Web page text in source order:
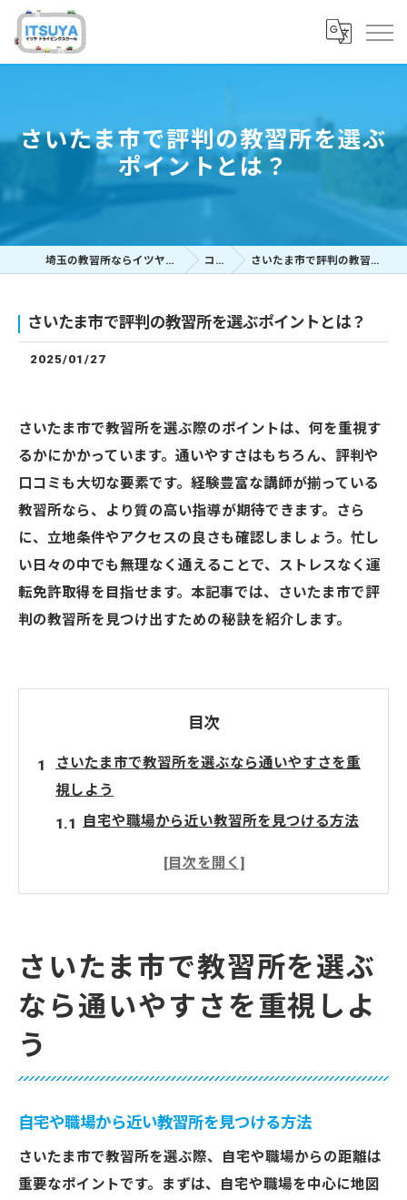
さいたま市で評判の教習所を選ぶ
ポイントとは？
埼玉の教習所ならイツヤドライビングスクール コラム さいたま市で評判の教習所を選ぶポイントとは？
さいたま市で評判の教習所を選ぶポイントとは？
2025/01/27
さいたま市で教習所を選ぶ際のポイントは、何を重視す
るかにかかっています。通いやすさはもちろん、評判や
口コミも大切な要素です。経験豊富な講師が揃っている
教習所なら、より質の高い指導が期待できます。さら
に、立地条件やアクセスの良さも確認しましょう。忙し
い日々の中でも無理なく通えることで、ストレスなく運
転免許取得を目指せます。本記事では、さいたま市で評
判の教習所を見つけ出すための秘訣を紹介します。
目次
さいたま市で教習所を選ぶなら通いやすさを重
視しよう
自宅や職場から近い教習所を見つける方法
アクセスの良さがもたらす通いやすさの利
駐車場完備の教習所のメリットとは
通学時間を短縮するための教習所選びのコ
ック法
インターネット上の口コミを活用する方法
実際に通った生徒の声を参考にしよう
さいたま市で教習所を選ぶ
なら通いやすさを重視しよ
う
自宅や職場から近い教習所を見つける方法
さいたま市で教習所を選ぶ際、自宅や職場からの距離は
重要なポイントです。まずは、自宅や職場を中心に地図